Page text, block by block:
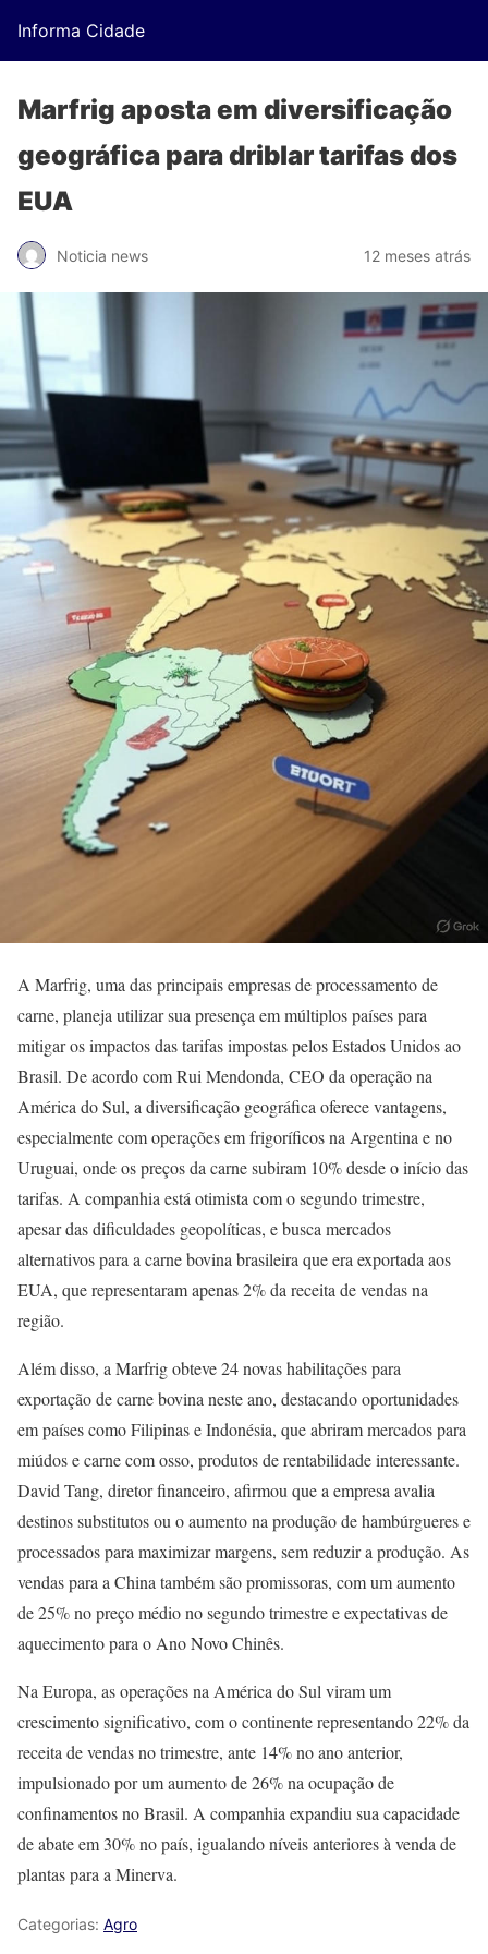
Informa Cidade
Marfrig aposta em diversificação
geográfica para driblar tarifas dos
EUA
Noticia news 12 meses atrás
A Marfrig, uma das principais empresas de processamento de
carne, planeja utilizar sua presença em múltiplos países para
mitigar os impactos das tarifas impostas pelos Estados Unidos ao
Brasil. De acordo com Rui Mendonda, CEO da operação na
América do Sul, a diversificação geográfica oferece vantagens,
especialmente com operações em frigoríficos na Argentina e no
Uruguai, onde os preços da carne subiram 10% desde o início das
tarifas. A companhia está otimista com o segundo trimestre,
apesar das dificuldades geopolíticas, e busca mercados
alternativos para a carne bovina brasileira que era exportada aos
EUA, que representaram apenas 2% da receita de vendas na
região.
Além disso, a Marfrig obteve 24 novas habilitações para
exportação de carne bovina neste ano, destacando oportunidades
em países como Filipinas e Indonésia, que abriram mercados para
miúdos e carne com osso, produtos de rentabilidade interessante.
David Tang, diretor financeiro, afirmou que a empresa avalia
destinos substitutos ou o aumento na produção de hambúrgueres e
processados para maximizar margens, sem reduzir a produção. As
vendas para a China também são promissoras, com um aumento
de 25% no preço médio no segundo trimestre e expectativas de
aquecimento para o Ano Novo Chinês.
Na Europa, as operações na América do Sul viram um
crescimento significativo, com o continente representando 22% da
receita de vendas no trimestre, ante 14% no ano anterior,
impulsionado por um aumento de 26% na ocupação de
confinamentos no Brasil. A companhia expandiu sua capacidade
de abate em 30% no país, igualando níveis anteriores à venda de
plantas para a Minerva.
Categorias: Agro